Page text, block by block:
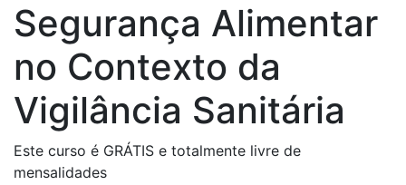
Segurança Alimentar
no Contexto da
Vigilância Sanitária
Este curso é GRÁTIS e totalmente livre de
mensalidades